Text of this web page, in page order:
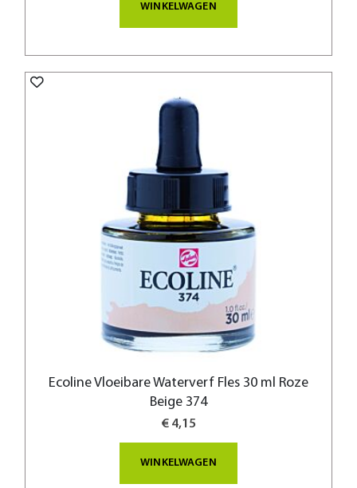
WINKELWAGEN
Ecoline Vloeibare Waterverf Fles 30 ml Roze
Beige 374
€ 4,15
WINKELWAGEN